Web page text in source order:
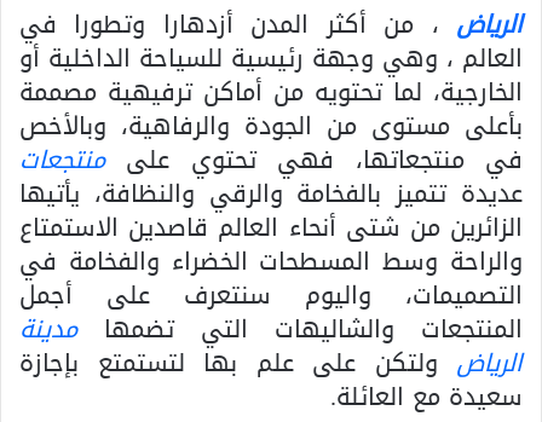
الرياض ، من أكثر المدن أزدهارا وتطورا في
العالم ، وهي وجهة رئيسية للسياحة الداخلية أو
الخارجية، لما تحتويه من أماكن ترفيهية مصممة
بأعلى مستوى من الجودة والرفاهية، وبالأخص
في منتجعاتها، فهي تحتوي على منتجعات
عديدة تتميز بالفخامة والرقي والنظافة، يأتيها
الزائرين من شتى أنحاء العالم قاصدين الاستمتاع
والراحة وسط المسطحات الخضراء والفخامة في
التصميمات، واليوم سنتعرف على أجمل
المنتجعات والشاليهات التي تضمهامدينة
الرياض ولتكن على علم بها لتستمتع بإجازة
سعيدة مع العائلة.